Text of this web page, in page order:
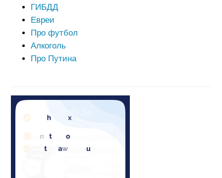
ГИБДД
Евреи
Про футбол
Алкоголь
Про Путина